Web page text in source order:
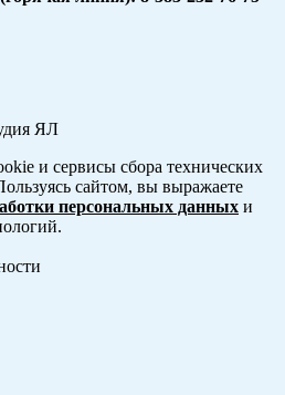
ЯЛ
и сервисы сбора технических
сайтом, вы выражаете
персональных данных и